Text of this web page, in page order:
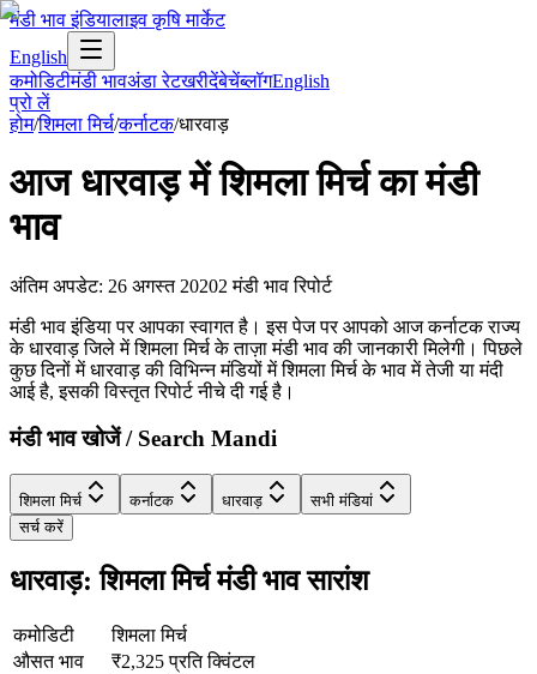
मंडी भाव इंडियालाइव कृषि मार्केट
English
कमोडिटीमंडी भावअंडा रेटखरीदेंबेचेंब्लॉगEnglish
प्रो लें
होम/शिमला मिर्च/कर्नाटक/धारवाड़
आजधारवाड़मेंशिमला मिर्चका मंडी
भाव
अंतिम अपडेट: 26 अगस्त 20202 मंडी भाव रिपोर्ट
मंडी भाव इंडिया पर आपका स्वागत है। इस पेज पर आपको आज कर्नाटक राज्य
के धारवाड़ जिले में शिमला मिर्च के ताज़ा मंडी भाव की जानकारी मिलेगी। पिछले
कुछ दिनों में धारवाड़ की विभिन्न मंडियों में शिमला मिर्च के भाव में तेजी या मंदी
आई है, इसकी विस्तृत रिपोर्ट नीचे दी गई है।
मंडी भाव खोजें / Search Mandi
शिमला मिर्च कर्नाटक धारवाड़
सभी मंडियां
सर्च करें
धारवाड़: शिमला मिर्च मंडी भाव सारांश
कमोडिटी
शिमला मिर्च
औसत भाव
₹2,325 प्रति क्विंटल